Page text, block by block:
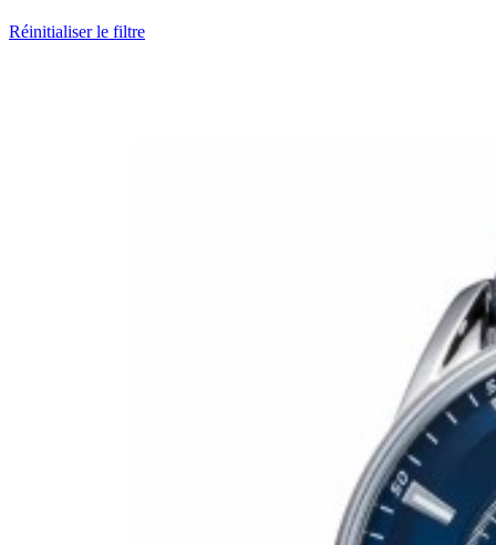
Réinitialiser le filtre